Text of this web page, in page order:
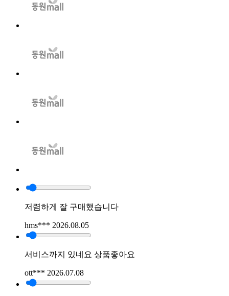
저렴하게 잘 구매했습니다
hms*** 2026.08.05
서비스까지 있네요 상품좋아요
ott*** 2026.07.08